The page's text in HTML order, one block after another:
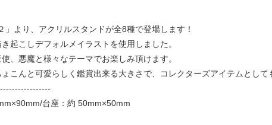
」より、アクリルスタンドが全8種で登場します！
起こしデフォルメイラストを使用しました。
、悪魔と様々なテーマでお楽しみ頂けます。
こんと可愛らしく鑑賞出来る大きさで、コレクターズアイテムとして
台座：約 50mm×50mm